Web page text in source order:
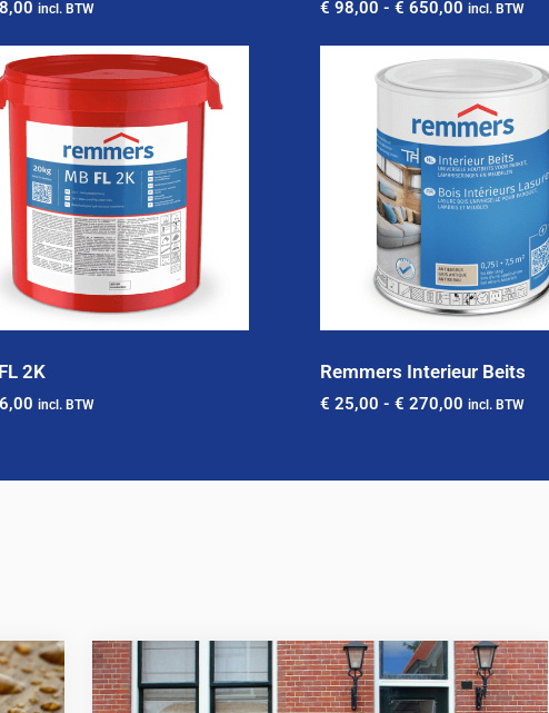
incl. BTW € 98,00 - € 650,00 incl. BTW
2K
incl. BTW
Remmers Interieur Beits
€ 25,00 - € 270,00 incl. BTW